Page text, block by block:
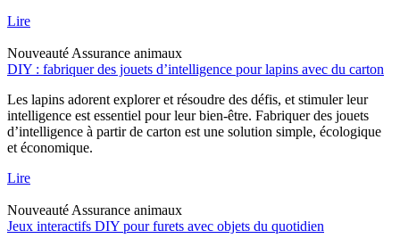
Lire
Nouveauté Assurance animaux
DIY : fabriquer des jouets d’intelligence pour lapins avec du carton
Les lapins adorent explorer et résoudre des défis, et stimuler leur
intelligence est essentiel pour leur bien-être. Fabriquer des jouets
d’intelligence à partir de carton est une solution simple, écologique
et économique.
Lire
Nouveauté Assurance animaux
Jeux interactifs DIY pour furets avec objets du quotidien